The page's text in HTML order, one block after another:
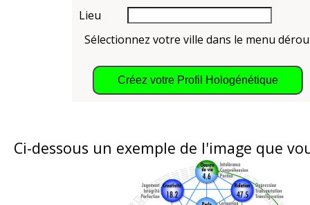
Lieu
Sélectionnez votre ville dans le menu
Ci-dessous un exemple de l'image que